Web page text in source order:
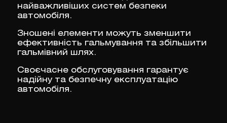
найважливіших систем безпеки
автомобіля.
Зношені елементи можуть зменшити
ефективність гальмування та збільшити
гальмівний шлях.
Своєчасне обслуговування гарантує
надійну та безпечну експлуатацію
автомобіля.